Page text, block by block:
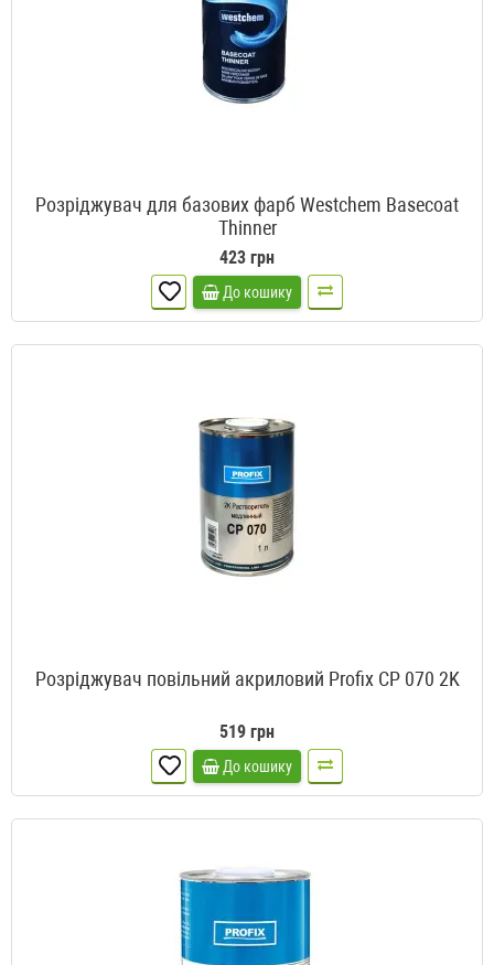
Розріджувач для базових фарб Westchem Basecoat
Thinner
423 грн
До кошику
Розріджувач повільний акриловий Profix CP 070 2K
519 грн
До кошику